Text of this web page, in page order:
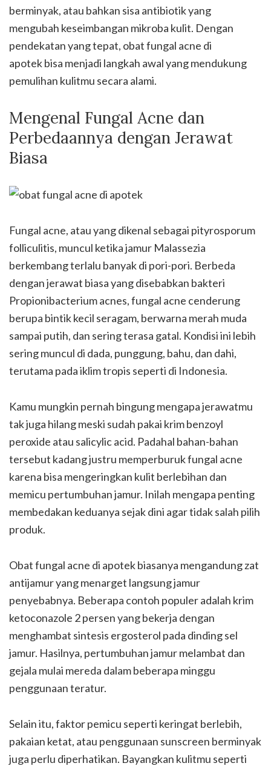
berminyak, atau bahkan sisa antibiotik yang
mengubah keseimbangan mikroba kulit. Dengan
pendekatan yang tepat, obat fungal acne di
apotek bisa menjadi langkah awal yang mendukung
pemulihan kulitmu secara alami.
Mengenal Fungal Acne dan
Perbedaannya dengan Jerawat
Biasa
Fungal acne, atau yang dikenal sebagai pityrosporum
folliculitis, muncul ketika jamur Malassezia
berkembang terlalu banyak di pori-pori. Berbeda
dengan jerawat biasa yang disebabkan bakteri
Propionibacterium acnes, fungal acne cenderung
berupa bintik kecil seragam, berwarna merah muda
sampai putih, dan sering terasa gatal. Kondisi ini lebih
sering muncul di dada, punggung, bahu, dan dahi,
terutama pada iklim tropis seperti di Indonesia.
Kamu mungkin pernah bingung mengapa jerawatmu
tak juga hilang meski sudah pakai krim benzoyl
peroxide atau salicylic acid. Padahal bahan-bahan
tersebut kadang justru memperburuk fungal acne
karena bisa mengeringkan kulit berlebihan dan
memicu pertumbuhan jamur. Inilah mengapa penting
membedakan keduanya sejak dini agar tidak salah pilih
produk.
Obat fungal acne di apotek biasanya mengandung zat
antijamur yang menarget langsung jamur
penyebabnya. Beberapa contoh populer adalah krim
ketoconazole 2 persen yang bekerja dengan
menghambat sintesis ergosterol pada dinding sel
jamur. Hasilnya, pertumbuhan jamur melambat dan
gejala mulai mereda dalam beberapa minggu
penggunaan teratur.
Selain itu, faktor pemicu seperti keringat berlebih,
pakaian ketat, atau penggunaan sunscreen berminyak
juga perlu diperhatikan. Bayangkan kulitmu seperti